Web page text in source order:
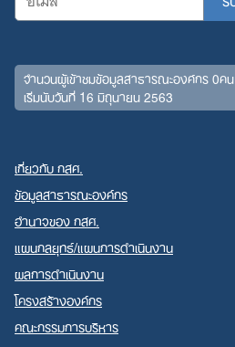
จำนวนผู้เข้าชมข้อมูลสาธารณะองค์กร 0คน
เริ่มนับวันที่ 16 มิถุนายน 2563
เกี่ยวกับ กสศ.
ข้อมูลสาธารณะองค์กร
อำนาจของ กสศ.
แผนกลยุทธ์/แผนการดำเนินงาน
ผลการดำเนินงาน
โครงสร้างองค์กร
คณะกรรมการบริหาร